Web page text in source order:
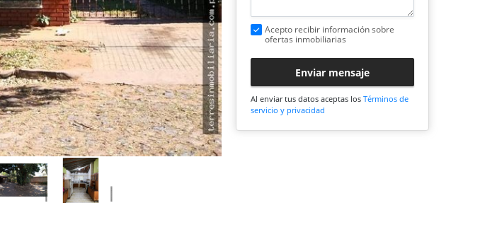
Acepto recibir información sobre
ofertas inmobiliarias
Enviar mensaje
Al enviar tus datos aceptas los Términos de
servicio y privacidad